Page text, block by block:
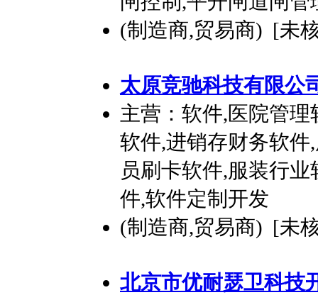
(制造商,贸易商) [未
太原竞驰科技有限公
主营：软件,医院管
软件,进销存财务软
员刷卡软件,服装行
件,软件定制开发
(制造商,贸易商) [未
北京市优耐瑟卫科技